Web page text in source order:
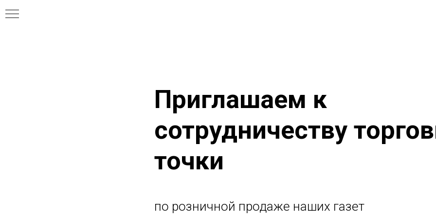
Приглашаем к
сотрудничеству
точки
по розничной продаже наших газет